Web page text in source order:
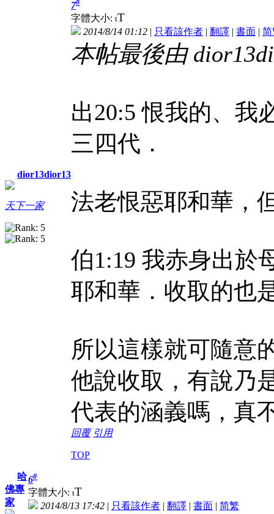
dior13dior13
天下一家
7
字體大小: tT
2014/8/14 01:12 | 只看該作者 | 翻譯 | 書面 | 简
本帖最後由
出20:5 恨我的、我
三四代．
法老恨惡耶和華，
伯1:19 我赤身出於
耶和華．收取的也
所以這樣就可隨意
他說收取，有說乃
代表的涵義嗎，真
回覆 引用
TOP
哈
佛專
家
6#
字體大小: tT
2014/8/13 17:42 | 只看該作者 | 翻譯 | 書面 | 简繁